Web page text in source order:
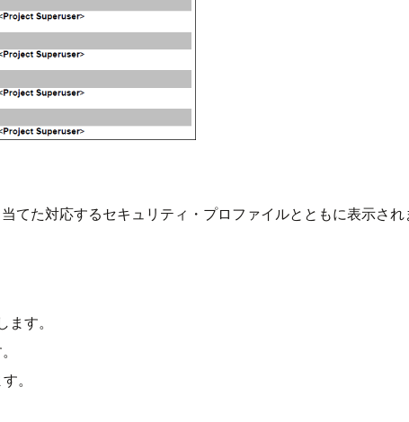
てた対応するセキュリティ・プロファイルとともに表示され
す。
。